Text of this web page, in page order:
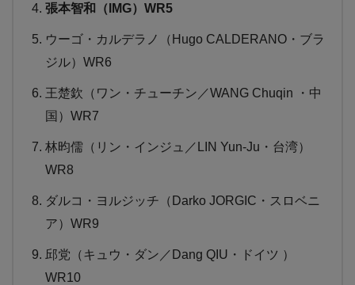
張本智和（IMG）WR5
ウーゴ・カルデラノ（Hugo CALDERANO・ブラ
ジル）WR6
王楚欽（ワン・チューチン／WANG Chuqin ・中
国）WR7
林昀儒（リン・インジュ／LIN Yun-Ju・台湾）
WR8
ダルコ・ヨルジッチ（Darko JORGIC・スロベニ
ア）WR9
邱党（キュウ・ダン／Dang QIU・ドイツ ）
WR10